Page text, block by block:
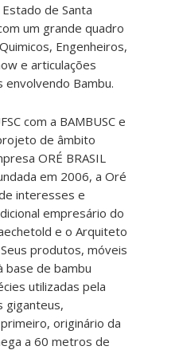
de Santa
um grande quadro
Engenheiros,
e articulações
envolvendo Bambu.
com a BAMBUSC e
de âmbito
ORÉ BRASIL
em 2006, a Oré
interesses e
empresário do
e o Arquiteto
produtos, móveis
de bambu
utilizadas pela
giganteus,
originário da
a 60 metros de